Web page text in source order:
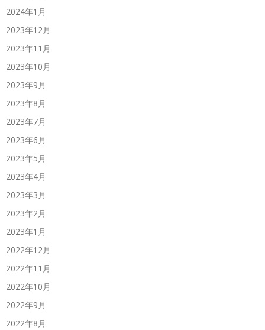
2024年1月
2023年12月
2023年11月
2023年10月
2023年9月
2023年8月
2023年7月
2023年6月
2023年5月
2023年4月
2023年3月
2023年2月
2023年1月
2022年12月
2022年11月
2022年10月
2022年9月
2022年8月